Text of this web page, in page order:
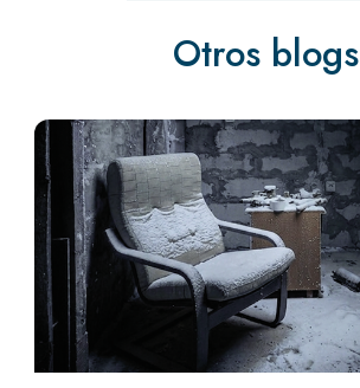
Otros blogs